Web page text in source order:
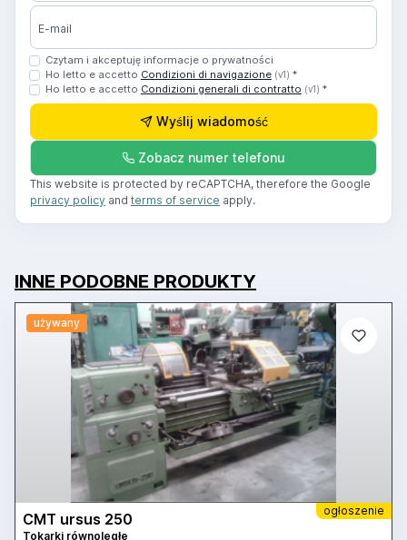
E-mail
Czytam i akceptuję informacje o prywatności
Ho letto e accetto Condizioni di navigazione (v1) *
Ho letto e accetto Condizioni generali di contratto (v1) *
Wyślij wiadomość
Zobacz numer telefonu
This website is protected by reCAPTCHA, therefore the Google
privacy policy and terms of service apply.
INNE PODOBNE PRODUKTY
używany
ogłoszenie
CMT ursus 250
Tokarki równoległe